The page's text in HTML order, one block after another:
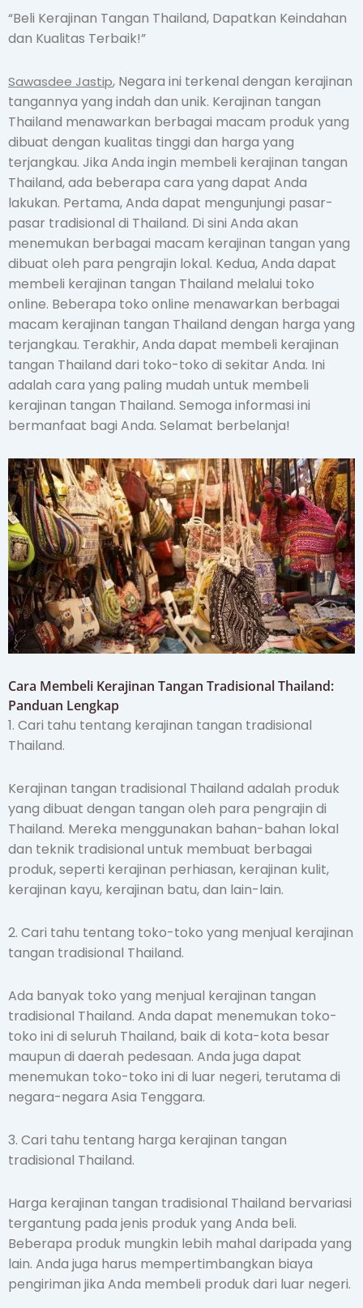
“Beli Kerajinan Tangan Thailand, Dapatkan Keindahan
dan Kualitas Terbaik!”
Sawasdee Jastip, Negara ini terkenal dengan kerajinan
tangannya yang indah dan unik. Kerajinan tangan
Thailand menawarkan berbagai macam produk yang
dibuat dengan kualitas tinggi dan harga yang
terjangkau. Jika Anda ingin membeli kerajinan tangan
Thailand, ada beberapa cara yang dapat Anda
lakukan. Pertama, Anda dapat mengunjungi pasar-
pasar tradisional di Thailand. Di sini Anda akan
menemukan berbagai macam kerajinan tangan yang
dibuat oleh para pengrajin lokal. Kedua, Anda dapat
membeli kerajinan tangan Thailand melalui toko
online. Beberapa toko online menawarkan berbagai
macam kerajinan tangan Thailand dengan harga yang
terjangkau. Terakhir, Anda dapat membeli kerajinan
tangan Thailand dari toko-toko di sekitar Anda. Ini
adalah cara yang paling mudah untuk membeli
kerajinan tangan Thailand. Semoga informasi ini
bermanfaat bagi Anda. Selamat berbelanja!
Cara Membeli Kerajinan Tangan Tradisional Thailand:
Panduan Lengkap
1. Cari tahu tentang kerajinan tangan tradisional
Thailand.
Kerajinan tangan tradisional Thailand adalah produk
yang dibuat dengan tangan oleh para pengrajin di
Thailand. Mereka menggunakan bahan-bahan lokal
dan teknik tradisional untuk membuat berbagai
produk, seperti kerajinan perhiasan, kerajinan kulit,
kerajinan kayu, kerajinan batu, dan lain-lain.
2. Cari tahu tentang toko-toko yang menjual kerajinan
tangan tradisional Thailand.
Ada banyak toko yang menjual kerajinan tangan
tradisional Thailand. Anda dapat menemukan toko-
toko ini di seluruh Thailand, baik di kota-kota besar
maupun di daerah pedesaan. Anda juga dapat
menemukan toko-toko ini di luar negeri, terutama di
negara-negara Asia Tenggara.
3. Cari tahu tentang harga kerajinan tangan
tradisional Thailand.
Harga kerajinan tangan tradisional Thailand bervariasi
tergantung pada jenis produk yang Anda beli.
Beberapa produk mungkin lebih mahal daripada yang
lain. Anda juga harus mempertimbangkan biaya
pengiriman jika Anda membeli produk dari luar negeri.